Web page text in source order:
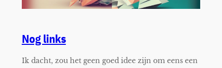
Nog links
Ik dacht, zou het geen goed idee zijn om eens een